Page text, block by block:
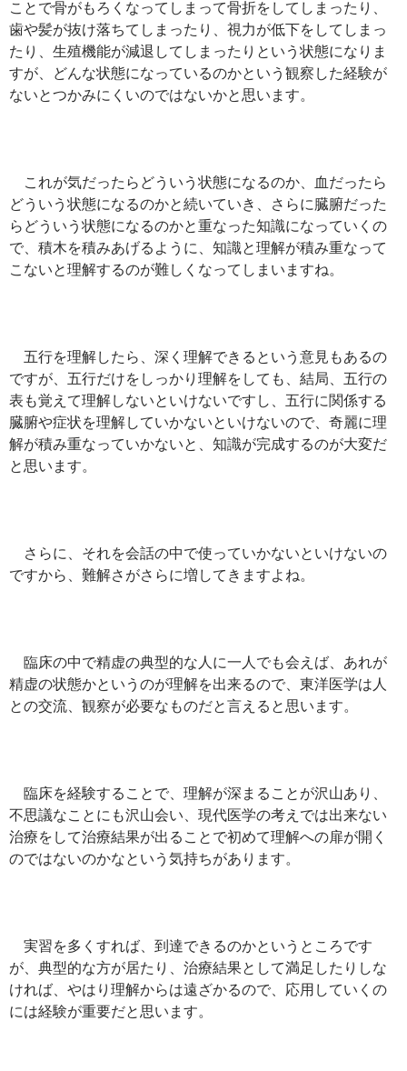
ことで骨がもろくなってしまって骨折をしてしまったり、
歯や髪が抜け落ちてしまったり、視力が低下をしてしまっ
たり、生殖機能が減退してしまったりという状態になりま
すが、どんな状態になっているのかという観察した経験が
ないとつかみにくいのではないかと思います。
これが気だったらどういう状態になるのか、血だったら
どういう状態になるのかと続いていき、さらに臓腑だった
らどういう状態になるのかと重なった知識になっていくの
で、積木を積みあげるように、知識と理解が積み重なって
こないと理解するのが難しくなってしまいますね。
五行を理解したら、深く理解できるという意見もあるの
ですが、五行だけをしっかり理解をしても、結局、五行の
表も覚えて理解しないといけないですし、五行に関係する
臓腑や症状を理解していかないといけないので、奇麗に理
解が積み重なっていかないと、知識が完成するのが大変だ
と思います。
さらに、それを会話の中で使っていかないといけないの
ですから、難解さがさらに増してきますよね。
臨床の中で精虚の典型的な人に一人でも会えば、あれが
精虚の状態かというのが理解を出来るので、東洋医学は人
との交流、観察が必要なものだと言えると思います。
臨床を経験することで、理解が深まることが沢山あり、
不思議なことにも沢山会い、現代医学の考えでは出来ない
治療をして治療結果が出ることで初めて理解への扉が開く
のではないのかなという気持ちがあります。
実習を多くすれば、到達できるのかというところです
が、典型的な方が居たり、治療結果として満足したりしな
ければ、やはり理解からは遠ざかるので、応用していくの
には経験が重要だと思います。